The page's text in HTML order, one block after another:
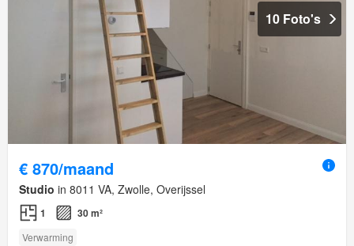
10 Foto's
€ 870/maand
Studio in 8011 VA, Zwolle, Overijssel
1 30 m²
Verwarming